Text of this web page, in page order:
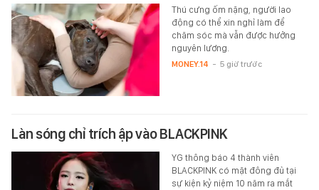
Thú cưng ốm nặng, người lao
động có thể xin nghỉ làm để
chăm sóc mà vẫn được hưởng
nguyên lương.
MONEY.14 - 5 giờ trước
Làn sóng chỉ trích ập vào BLACKPINK
YG thông báo 4 thành viên
BLACKPINK có mặt đông đủ tại
sự kiện kỷ niệm 10 năm ra mắt